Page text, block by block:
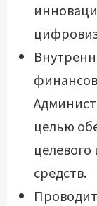
целью
средств.